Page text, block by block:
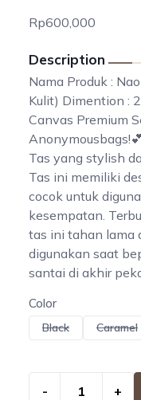
Rp600,000
Description
Nama Produk :
Kulit) Dimention :
Canvas Premium
Tas yang stylish
Tas ini memiliki
cocok untuk
kesempatan.
tas ini tahan lama
digunakan saat
santai di akhir
Color
Black Caramel
- +